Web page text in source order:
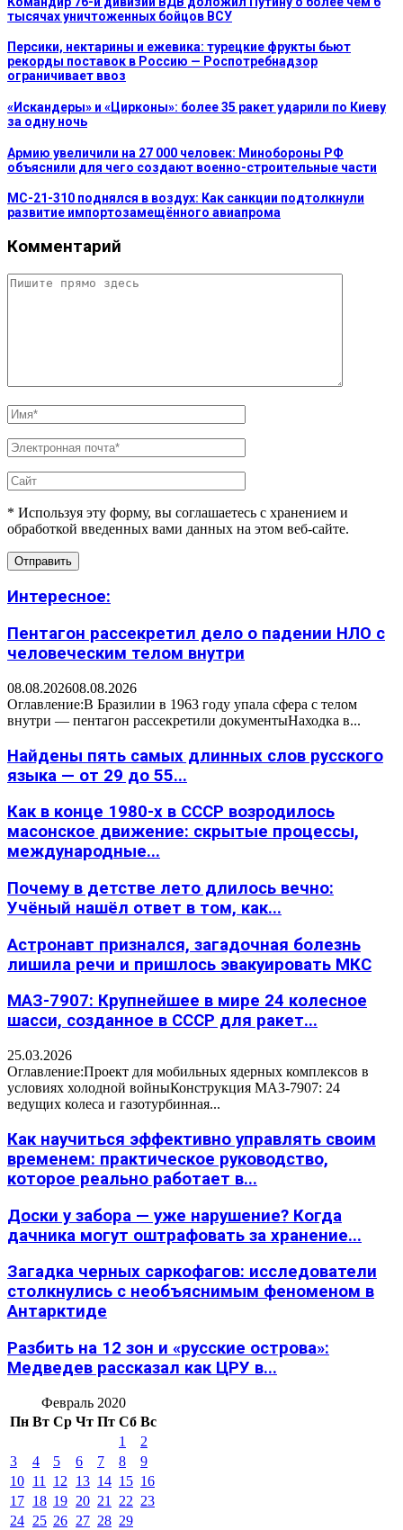
тысячах уничтоженных бойцов ВСУ
Персики, нектарины и ежевика: турецкие фрукты бьют
рекорды поставок в Россию — Роспотребнадзор
ограничивает ввоз
«Искандеры» и «Цирконы»: более 35 ракет ударили по Киеву
за одну ночь
Армию увеличили на 27 000 человек: Минобороны РФ
объяснили для чего создают военно-строительные части
МС-21-310 поднялся в воздух: Как санкции подтолкнули
развитие импортозамещённого авиапрома
Комментарий
* Используя эту форму, вы соглашаетесь с хранением и
обработкой введенных вами данных на этом веб-сайте.
Интересное:
Пентагон рассекретил дело о падении НЛО с
человеческим телом внутри
08.08.202608.08.2026
Оглавление:В Бразилии в 1963 году упала сфера с телом
внутри — пентагон рассекретили документыНаходка в...
Найдены пять самых длинных слов русского
языка — от 29 до 55...
Как в конце 1980-х в СССР возродилось
масонское движение: скрытые процессы,
международные...
Почему в детстве лето длилось вечно:
Учёный нашёл ответ в том, как...
Астронавт признался, загадочная болезнь
лишила речи и пришлось эвакуировать МКС
МАЗ-7907: Крупнейшее в мире 24 колесное
шасси, созданное в СССР для ракет...
25.03.2026
Оглавление:Проект для мобильных ядерных комплексов в
условиях холодной войныКонструкция МАЗ-7907: 24
ведущих колеса и газотурбинная...
Как научиться эффективно управлять своим
временем: практическое руководство,
которое реально работает в...
Доски у забора — уже нарушение? Когда
дачника могут оштрафовать за хранение...
Загадка черных саркофагов: исследователи
столкнулись с необъяснимым феноменом в
Антарктиде
Разбить на 12 зон и «русские острова»:
Медведев рассказал как ЦРУ в...
Февраль 2020
Пн Вт Ср Чт Пт Сб Вс
1
2
3
4 5 6 7 8
9
10 11 12 13 14 15 16
17 18 19 20 21 22 23
24 25 26 27 28 29